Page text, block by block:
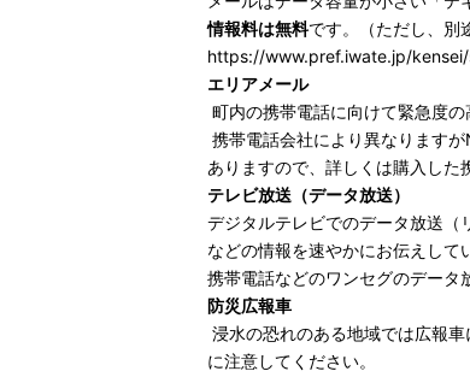
情報料は無料です。（ただし、別
https://www.pref.iwate.jp/
エリアメール
町内の携帯電話に向けて緊急度
携帯電話会社により異なります
ありますので、詳しくは購入した
テレビ放送（データ放送）
デジタルテレビでのデータ放送（
などの情報を速やかにお伝えして
携帯電話などのワンセグのデータ
防災広報車
浸水の恐れのある地域では広報
に注意してください。